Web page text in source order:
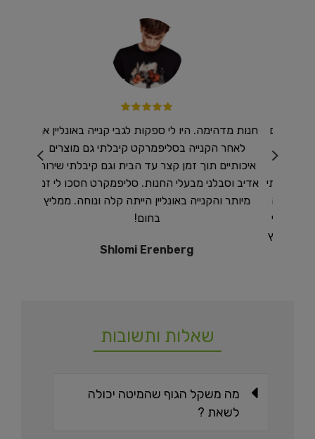
חנות מדהימה. היו לי ספקות לגבי קנייה באונליין אך
לאחר הקנייה בסליפמרקט קיבלתי גם מוצרים
איכותיים תוך זמן קצר עד הבית וגם קיבלתי שירות
אדיב וסבלני מבעלי החנות. סליפמקרט חסכו לי זמן
מיותר והקנייה באונליין הייתה קלה ונוחה. ממליץ
בחום!
Shlomi Erenberg
שאלות ותשובות
מה משקל הגוף שהמיטה יכולה
לשאת ?